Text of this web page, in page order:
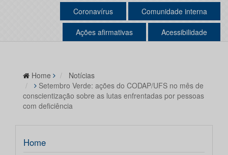
Coronavírus Comunidade interna
Ações afirmativas Acessibilidade
Home
Notícias
Setembro Verde: ações do CODAP/UFS no mês de
conscientização sobre as lutas enfrentadas por pessoas
com deficiência
Home